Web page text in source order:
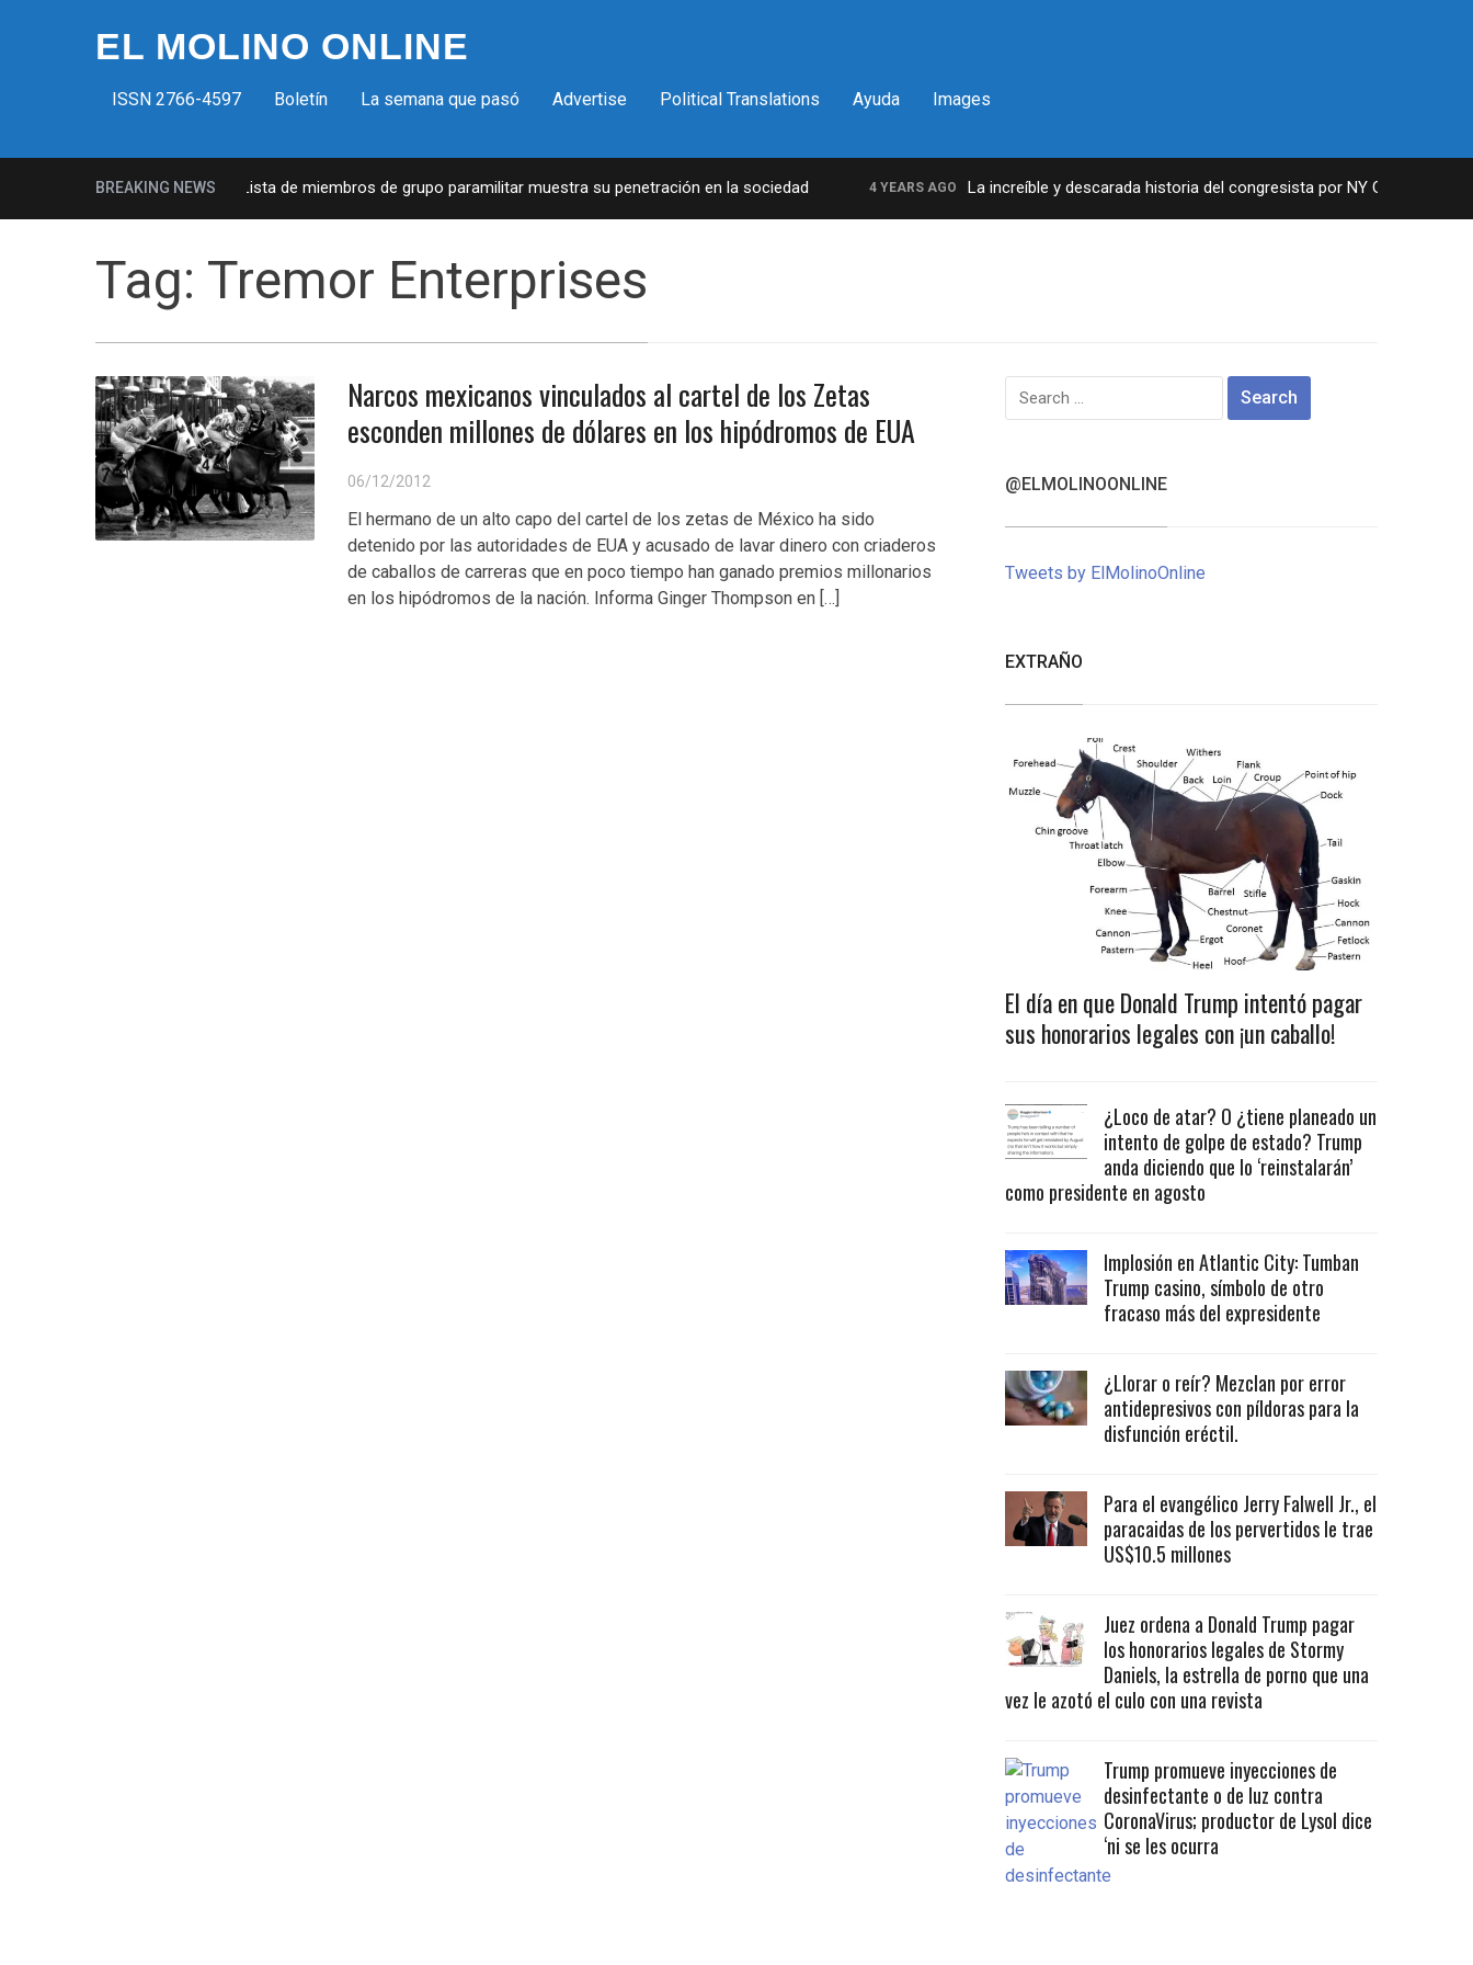
EL MOLINO ONLINE
ISSN 2766-4597 Boletín La semana que pasó Advertise Political Translations Ayuda Images
BREAKING NEWS
Milicias fascistas en EUA: Lista de miembros de grupo paramilitar muestra su penetración en la sociedad 4 YEARS AGO La increíble y descarada historia del congresista por NY George Santos
Tag: Tremor Enterprises
Narcos mexicanos vinculados al cartel de los Zetas
esconden millones de dólares en los hipódromos de EUA
06/12/2012
El hermano de un alto capo del cartel de los zetas de México ha sido
detenido por las autoridades de EUA y acusado de lavar dinero con criaderos
de caballos de carreras que en poco tiempo han ganado premios millonarios
en los hipódromos de la nación. Informa Ginger Thompson en […]
Search
for:
@ELMOLINOONLINE
Tweets by ElMolinoOnline
EXTRAÑO
El día en que Donald Trump intentó pagar
sus honorarios legales con ¡un caballo!
¿Loco de atar? O ¿tiene planeado un
intento de golpe de estado? Trump
anda diciendo que lo ‘reinstalarán’
como presidente en agosto
Implosión en Atlantic City: Tumban
Trump casino, símbolo de otro
fracaso más del expresidente
¿Llorar o reír? Mezclan por error
antidepresivos con píldoras para la
disfunción eréctil.
Para el evangélico Jerry Falwell Jr., el
paracaidas de los pervertidos le trae
US$10.5 millones
Juez ordena a Donald Trump pagar
los honorarios legales de Stormy
Daniels, la estrella de porno que una
vez le azotó el culo con una revista
Trump promueve inyecciones de
desinfectante o de luz contra
CoronaVirus; productor de Lysol dice
‘ni se les ocurra